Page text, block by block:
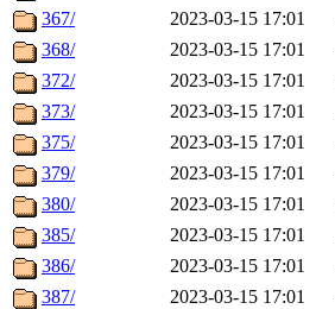
367/
2023-03-15 17:01
368/
2023-03-15 17:01
372/
2023-03-15 17:01
373/
2023-03-15 17:01
375/
2023-03-15 17:01
379/
2023-03-15 17:01
380/
2023-03-15 17:01
385/
2023-03-15 17:01
386/
2023-03-15 17:01
387/
2023-03-15 17:01